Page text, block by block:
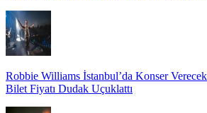
Robbie Williams İstanbul’da Konser
Bilet Fiyatı Dudak Uçuklattı